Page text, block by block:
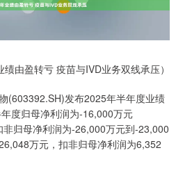
绩由盈转亏 疫苗与IVD业务双线承压）
(603392.SH)发布2025年半年度业绩
度归母净利润为-16,000万元
归母净利润为-26,000万元到-23,000
万元，扣非归母净利润为6,352